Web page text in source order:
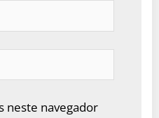
neste navegador